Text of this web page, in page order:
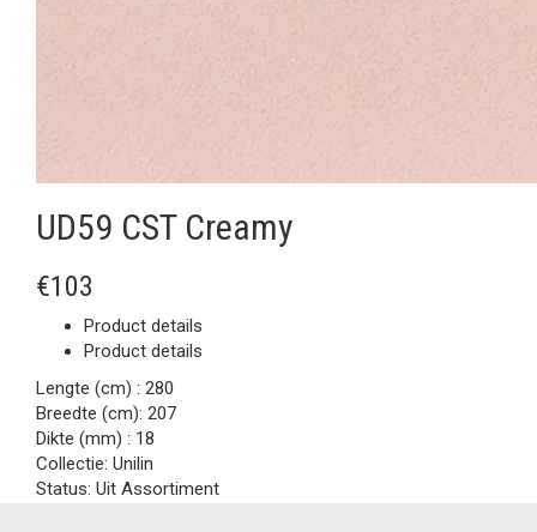
UD59 CST Creamy
€103
Product details
Product details
Lengte (cm) : 280
Breedte (cm): 207
Dikte (mm) : 18
Collectie: Unilin
Status: Uit Assortiment